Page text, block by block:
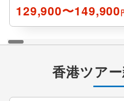
129,900〜149,900
香港ツア